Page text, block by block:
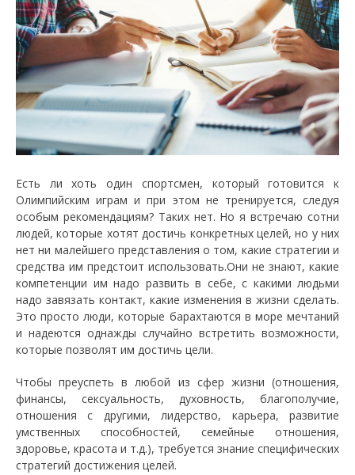
Есть ли хоть один спортсмен, который готовится к
Олимпийским играм и при этом не тренируется, следуя
особым рекомендациям? Таких нет. Но я встречаю сотни
людей, которые хотят достичь конкретных целей, но у них
нет ни малейшего представления о том, какие стратегии и
средства им предстоит использовать.Они не знают, какие
компетенции им надо развить в себе, с какими людьми
надо завязать контакт, какие изменения в жизни сделать.
Это просто люди, которые барахтаются в море мечтаний
и надеются однажды случайно встретить возможности,
которые позволят им достичь цели.
Чтобы преуспеть в любой из сфер жизни (отношения,
финансы, сексуальность, духовность, благополучие,
отношения с другими, лидерство, карьера, развитие
умственных способностей, семейные отношения,
здоровье, красота и т.д.), требуется знание специфических
стратегий достижения целей.